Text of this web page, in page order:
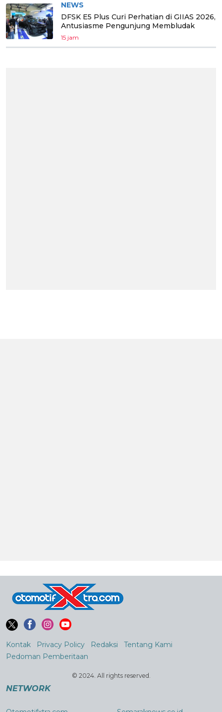
NEWS
DFSK E5 Plus Curi Perhatian di GIIAS 2026,
Antusiasme Pengunjung Membludak
15 jam
Kontak Privacy Policy Redaksi
Tentang Kami
Pedoman Pemberitaan
© 2024. All rights reserved.
NETWORK